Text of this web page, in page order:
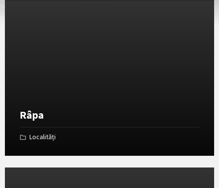
Râpa
Localități